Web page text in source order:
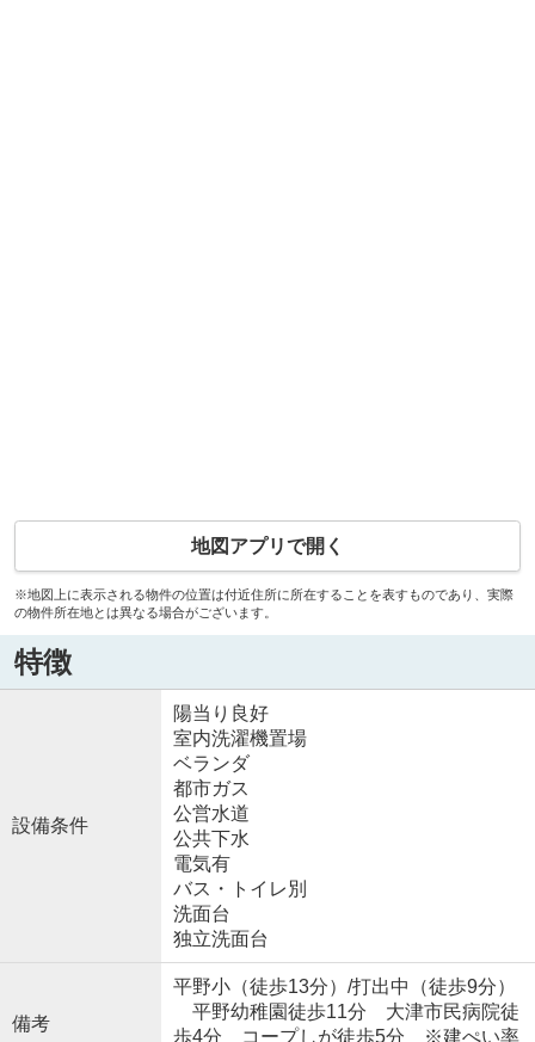
地図アプリで開く
※地図上に表示される物件の位置は付近住所に所在することを表すものであり、実際
の物件所在地とは異なる場合がございます。
特徴
設備条件
陽当り良好
室内洗濯機置場
ベランダ
都市ガス
公営水道
公共下水
電気有
バス・トイレ別
洗面台
独立洗面台
備考
平野小（徒歩13分）/打出中（徒歩9分）
平野幼稚園徒歩11分 大津市民病院徒
歩4分 コープしが徒歩5分 ※建ぺい率